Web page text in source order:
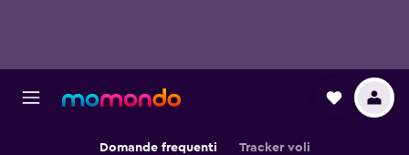
Domande frequenti Tracker voli